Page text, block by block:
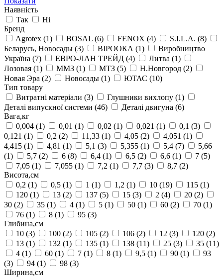
Наявність
Так
Ні
Бренд
Agrotex (1) BOSAL (6) FENOX (4) S.I.L.A. (8)
Беларусь, Новосады (3) ВІРООКА (1)
Виробництво
Україна (7) ЕВРО-ЛАН ТРЕЙД (4) Литва (1)
Лозовая (1) ММЗ (1) МТЗ (5) Н.Новгород (2)
Новая Эра (2) Новосады (1) ЮТАС (10)
Тип товару
Витратні матеріали (3) Глушники вихлопу (1)
Деталі випускної системи (46) Деталі двигуна (6)
Вага,кг
0,004 (1) 0,01 (1) 0,02 (1) 0,021 (1) 0,1 (3)
0,121 (1) 0,2 (2) 11,33 (1) 4,05 (2) 4,051 (1)
4,415 (1) 4,81 (1) 5,1 (3) 5,355 (1) 5,4 (7)
5,66
(1)
5,7 (2) 6 (8) 6,4 (1) 6,5 (2) 6,6 (1) 7 (5)
7,05 (1) 7,055 (1) 7,2 (1) 7,7 (3) 8,7 (2)
Висота,см
0,2 (1) 0,5 (1) 1 (1) 1,2 (1) 10 (19) 115 (1)
120 (1) 13 (2) 137 (5) 15 (3) 2 (4) 20 (2)
30 (2) 35 (1) 4 (1) 5 (1) 50 (1) 60 (2) 70 (1)
76 (1) 8 (1) 95 (3)
Глибина,см
10 (3) 100 (2) 105 (2) 106 (2) 12 (3) 120 (2)
13 (1) 132 (1) 135 (1) 138 (11) 25 (3) 35 (11)
4 (1) 60 (1) 7 (1) 8 (1) 9,5 (1) 90 (1)
93
(3)
94 (1) 98 (3)
Ширина,см